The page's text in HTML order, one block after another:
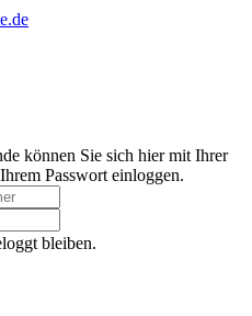
können Sie sich hier mit Ihrer
Passwort einloggen.
bleiben.